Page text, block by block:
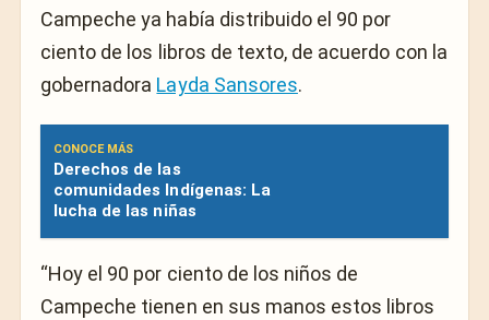
Campeche ya había distribuido el 90 por
ciento de los libros de texto, de acuerdo con la
gobernadora Layda Sansores.
CONOCE MÁS
Derechos de las
comunidades Indígenas: La
lucha de las niñas
“Hoy el 90 por ciento de los niños de
Campeche tienen en sus manos estos libros